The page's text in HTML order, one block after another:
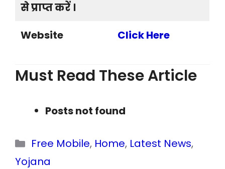
से प्राप्त करें ।
Website Click Here
Must Read These Article
Posts not found
Categories
Free Mobile, Home, Latest News,
Yojana